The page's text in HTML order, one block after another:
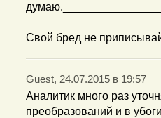
Свой бред не
Guest, 24.07.2015 в 19:57
Аналитик много раз
преобразований и в